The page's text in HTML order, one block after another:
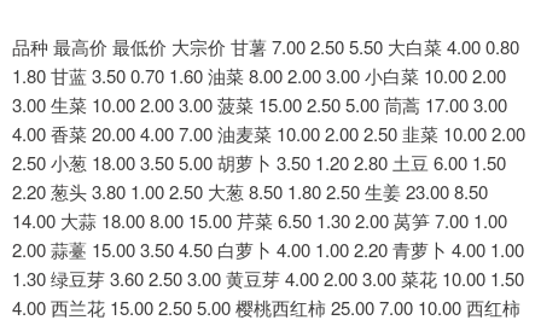
品种 最高价 最低价 大宗价 甘薯 7.00 2.50 5.50 大白菜 4.00 0.80
1.80 甘蓝 3.50 0.70 1.60 油菜 8.00 2.00 3.00 小白菜 10.00 2.00
3.00 生菜 10.00 2.00 3.00 菠菜 15.00 2.50 5.00 茼蒿 17.00 3.00
4.00 香菜 20.00 4.00 7.00 油麦菜 10.00 2.00 2.50 韭菜 10.00 2.00
2.50 小葱 18.00 3.50 5.00 胡萝卜 3.50 1.20 2.80 土豆 6.00 1.50
2.20 葱头 3.80 1.00 2.50 大葱 8.50 1.80 2.50 生姜 23.00 8.50
14.00 大蒜 18.00 8.00 15.00 芹菜 6.50 1.30 2.00 莴笋 7.00 1.00
2.00 蒜薹 15.00 3.50 4.50 白萝卜 4.00 1.00 2.20 青萝卜 4.00 1.00
1.30 绿豆芽 3.60 2.50 3.00 黄豆芽 4.00 2.00 3.00 菜花 10.00 1.50
4.00 西兰花 15.00 2.50 5.00 樱桃西红柿 25.00 7.00 10.00 西红柿